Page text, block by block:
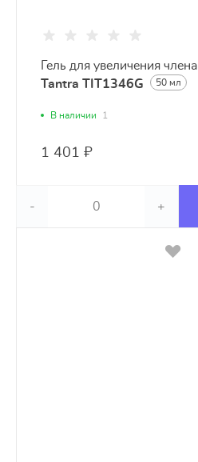
Гель для увеличения члена
Tantra TIT1346G
50 мл
В наличии 1
1 401 ₽
- +